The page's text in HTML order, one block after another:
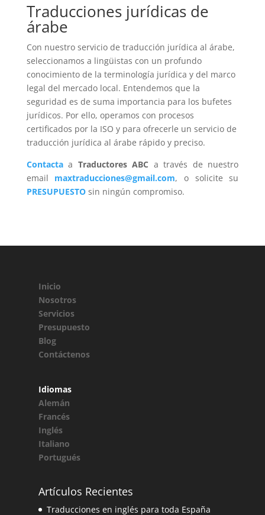
Traducciones jurídicas de
árabe
Con nuestro servicio de traducción jurídica al árabe,
seleccionamos a lingüistas con un profundo
conocimiento de la terminología jurídica y del marco
legal del mercado local. Entendemos que la
seguridad es de suma importancia para los bufetes
jurídicos. Por ello, operamos con procesos
certificados por la ISO y para ofrecerle un servicio de
traducción jurídica al árabe rápido y preciso.
Contactaa Traductores ABC a través de nuestro
email maxtraducciones@gmail.com, o solicite su
PRESUPUESTOsin ningún compromiso.
Inicio
Nosotros
Servicios
Presupuesto
Blog
Contáctenos
Idiomas
Alemán
Francés
Inglés
Italiano
Portugués
Artículos Recientes
Traducciones en inglés para toda España